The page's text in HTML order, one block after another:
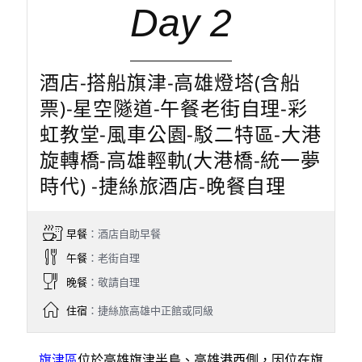
Day 2
酒店-搭船旗津-高雄燈塔(含船
票)-星空隧道-午餐老街自理-彩
虹教堂-風車公園-駁二特區-大港
旋轉橋-高雄輕軌(大港橋-統一夢
時代) -捷絲旅酒店-晚餐自理
早餐：酒店自助早餐
午餐：老街自理
晚餐：敬請自理
住宿：捷絲旅高雄中正館或同級